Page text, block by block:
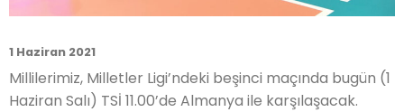
1 Haziran 2021
Millilerimiz, Milletler Ligi’ndeki beşinci maçında bugün (1
Haziran Salı) TSİ 11.00’de Almanya ile karşılaşacak.